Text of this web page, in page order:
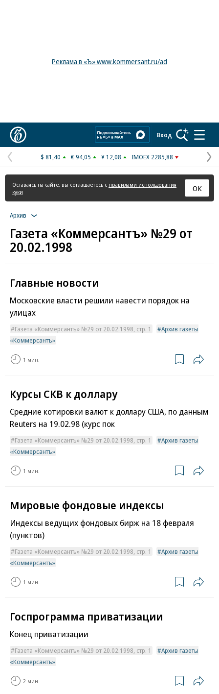
Реклама в «Ъ» www.kommersant.ru/ad
Вход
Предыдущая
страница
$ 81,40 € 94,05 ¥ 12,08 IMOEX 2285,88
Оставаясь на сайте, вы соглашаетесь с правилами использования
куки
ОК
Архив
Газета «Коммерсантъ» №29 от
20.02.1998
Главные новости
Московские власти решили навести порядок на
улицах
Газета «Коммерсантъ» №29 от 20.02.1998, стр. 1
Архив газеты
«Коммерсантъ»
1 мин.
Курсы СКВ к доллару
Средние котировки валют к доллару США, по данным
Reuters на 19.02.98 (курс пок
Газета «Коммерсантъ» №29 от 20.02.1998, стр. 1
Архив газеты
«Коммерсантъ»
1 мин.
Мировые фондовые индексы
Индексы ведущих фондовых бирж на 18 февраля
(пунктов)
Газета «Коммерсантъ» №29 от 20.02.1998, стр. 1
Архив газеты
«Коммерсантъ»
1 мин.
Госпрограмма приватизации
Конец приватизации
Газета «Коммерсантъ» №29 от 20.02.1998, стр. 1
Архив газеты
«Коммерсантъ»
2 мин.